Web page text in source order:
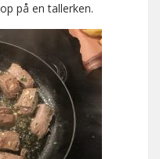
på en tallerken.